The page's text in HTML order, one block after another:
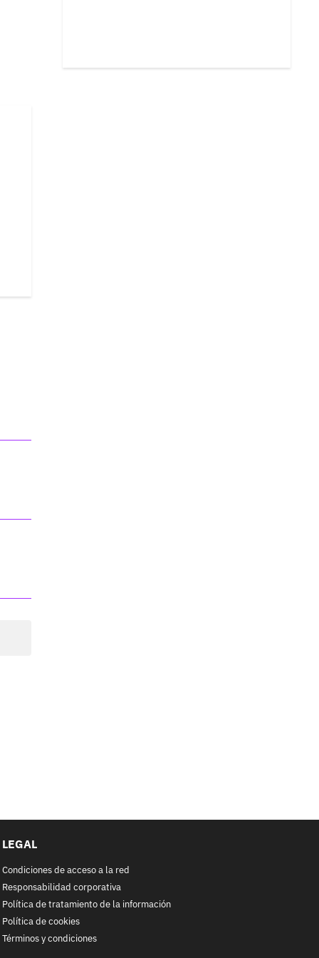
LEGAL
Condiciones de acceso a la red
Responsabilidad corporativa
Política de tratamiento de la información
Política de cookies
Términos y condiciones